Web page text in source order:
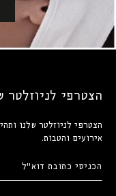
הצטרפי לניוזלטר
הצטרפי לניוזלטר שלנו
אירועים והטבות.
הכניסי
כתובת